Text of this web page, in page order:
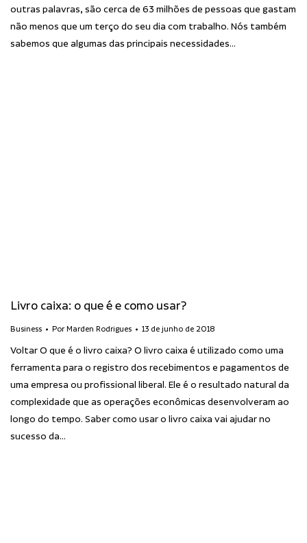
outras palavras, são cerca de 63 milhões de pessoas que gastam
não menos que um terço do seu dia com trabalho. Nós também
sabemos que algumas das principais necessidades…
Livro caixa: o que é e como usar?
Business PorMarden Rodrigues 13 de junho de 2018
Voltar O que é o livro caixa? O livro caixa é utilizado como uma
ferramenta para o registro dos recebimentos e pagamentos de
uma empresa ou profissional liberal. Ele é o resultado natural da
complexidade que as operações econômicas desenvolveram ao
longo do tempo. Saber como usar o livro caixa vai ajudar no
sucesso da…